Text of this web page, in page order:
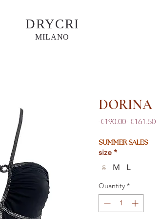
DRYCRI
MILANO
DORINA
€190.00 Regular
€161.50
SUMMER SALES
size *
S M L
Quantity *